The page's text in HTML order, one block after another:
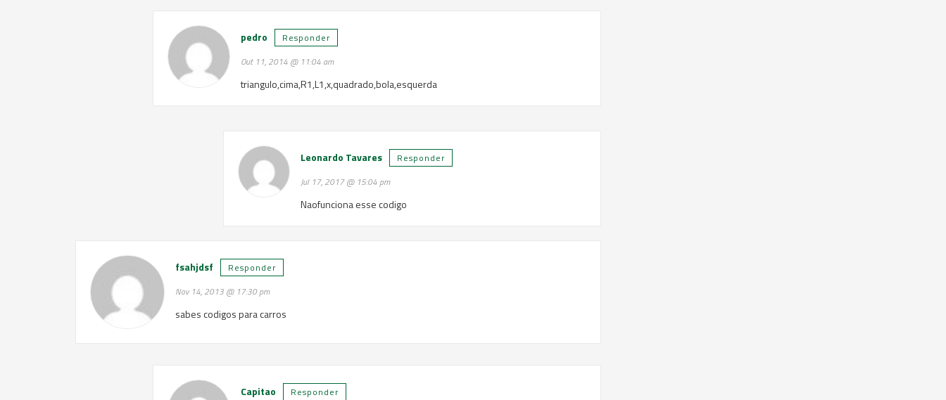
pedro Responder
Out 11, 2014 @ 11:04 am
triangulo,cima,R1,L1,x,quadrado,bola,esquerda
Leonardo Tavares Responder
Jul 17, 2017 @ 15:04 pm
Naofunciona esse codigo
fsahjdsf Responder
Nov 14, 2013 @ 17:30 pm
sabes codigos para carros
Capitao Responder